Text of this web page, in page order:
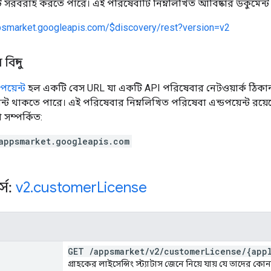
করতে পারে। এই পরিষেবাটি নিম্নলিখিত আবিষ্কার
$discovery/rest?version=v2
হল একটি বেস URL যা একটি API পরিষেবার নেটওয়ার্ক
থাকতে পারে। এই পরিষেবার নিম্নলিখিত পরিষেবা এন্ডপয়েন্ট
সম্পর্কিত:
v2.customerLicense
GET /appsmarket/v2/customerLicense/
গ্রাহকের লাইসেন্সিং স্ট্যাটাস জেনে নিয়ে যায় যে তাদের